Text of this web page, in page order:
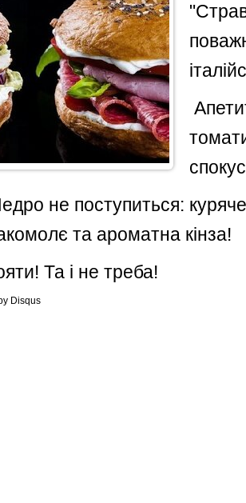
не поступиться:
та ароматна кінза!
Та і не треба!
Disqus